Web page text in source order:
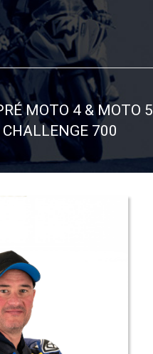
MOTO 4 & MOTO 5
700